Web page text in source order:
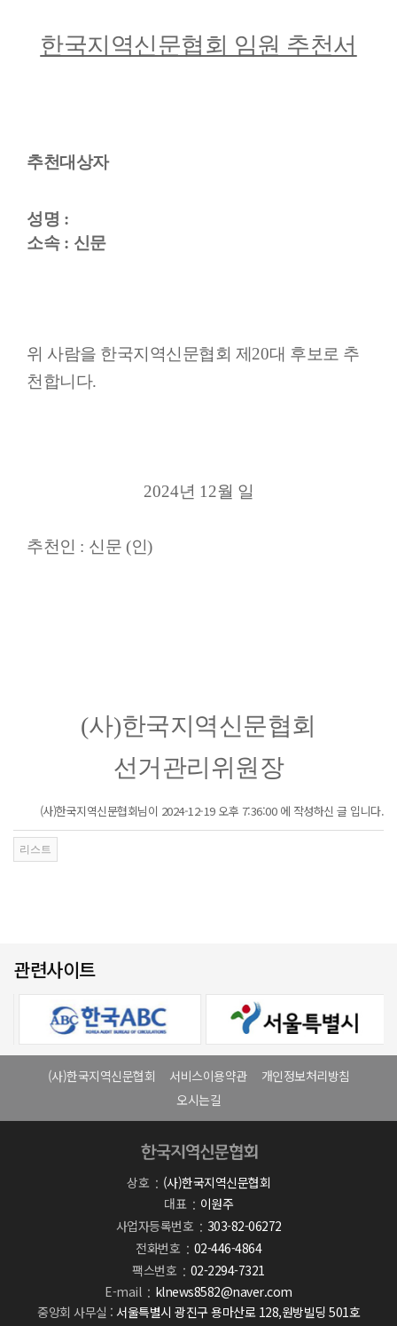
한국지역신문협회 임원 추천서
추천대상자
성명 :
소속 : 신문
위 사람을 한국지역신문협회 제 20대 후보로 추
천합니다.
2024년 12월 일
추천인 : 신문 (인)
(사)한국지역신문협회
선거관리위원장
(사)한국지역신문협회님이 2024-12-19 오후 7:36:00 에 작성하신 글 입니다.
관련사이트
(사)한국지역신문협회 서비스이용약관
개인정보처리방침
오시는길
상호
(사)한국지역신문협회
대표
이원주
사업자등록번호
303-82-06272
전화번호
02-446-4864
팩스번호
02-2294-7321
E-mail
klnews8582@naver.com
중앙회 사무실 : 서울특별시 광진구 용마산로 128,원방빌딩 501호